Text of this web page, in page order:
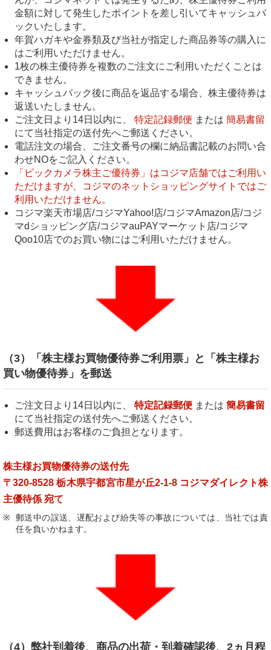
金額に対して発生したポイントを差し引いてキャッシュバ
ックいたします。
年賀ハガキや金券類及び当社が指定した商品券等の購入に
はご利用いただけません。
1枚の株主優待券を複数のご注文にご利用いただくことは
できません。
キャッシュバック後に商品を返品する場合、株主優待券は
返送いたしません。
ご注文日より14日以内に、特定記録郵便 または簡易書留
にて当社指定の送付先へご郵送ください。
電話注文の場合、ご注文番号の欄に納品書記載のお問い合
わせNOをご記入ください。
「ビックカメラ株主ご優待券」はコジマ店舗ではご利用い
ただけますが、コジマのネットショッピングサイトではご
利用いただけません。
コジマ楽天市場店/コジマYahoo!店/コジマAmazon店/コジ
マdショッピング店/コジマauPAYマーケット店/コジマ
Qoo10店でのお買い物にはご利用いただけません。
（3）「株主様お買物優待券ご利用票」と「株主様お
買い物優待券」を郵送
ご注文日より14日以内に、特定記録郵便 または簡易書留
にて当社指定の送付先へご郵送ください。
郵送費用はお客様のご負担となります。
株主様お買物優待券の送付先
〒320-8528 栃木県宇都宮市星が丘2-1-8 コジマダイレクト株
主優待係 宛て
郵送中の誤送、遅配および紛失等の事故については、当社では責
任を負いかねます。
（4）弊社到着後、商品の出荷・到着確認後、2ヵ月程